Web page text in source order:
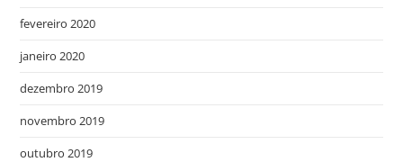
fevereiro 2020
janeiro 2020
dezembro 2019
novembro 2019
outubro 2019